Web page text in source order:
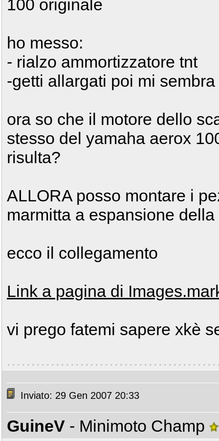
100 originale
ho messo:
- rialzo ammortizzatore tnt
-getti allargati poi mi
ora so che il motore dello
stesso del yamaha aerox
risulta?
ALLORA posso montare i
marmitta a espansione
ecco il collegamento
Link a pagina di
vi prego fatemi sapere xkè
Inviato: 29 Gen 2007 20:33
GuineV - Minimoto Champ